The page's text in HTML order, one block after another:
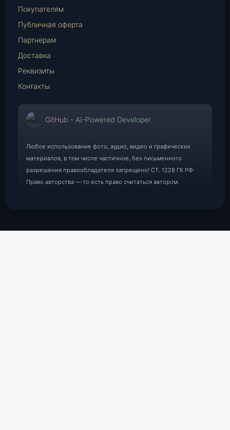
Mail
Покупателям
Публичная оферта
Партнерам
Доставка
Реквизиты
Контакты
GitHub - AI-Powered Developer
Любое использование фото, аудио, видео и графических
материалов, в том числе частичное, без письменного
разрешения правообладателя запрещено! СТ. 1228 ГК РФ:
Право авторства — то есть право считаться автором.